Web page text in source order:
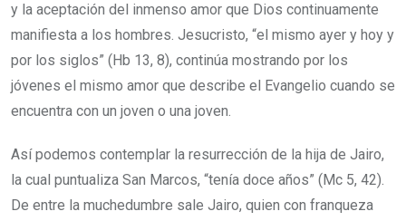
y la aceptación del inmenso amor que Dios continuamente
manifiesta a los hombres. Jesucristo, “el mismo ayer y hoy y
por los siglos” (Hb 13, 8), continúa mostrando por los
jóvenes el mismo amor que describe el Evangelio cuando se
encuentra con un joven o una joven.
Así podemos contemplar la resurrección de la hija de Jairo,
la cual puntualiza San Marcos, “tenía doce años” (Mc 5, 42).
De entre la muchedumbre sale Jairo, quien con franqueza